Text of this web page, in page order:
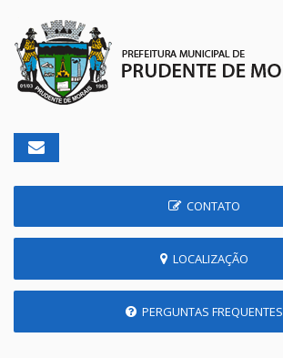
CONTATO
LOCALIZAÇÃO
PERGUNTAS FREQUENTES